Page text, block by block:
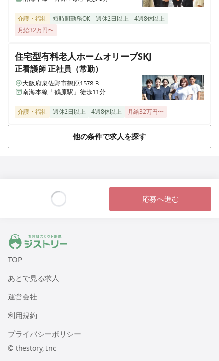
住宅型有料老人ホーム ピースフリー岸和田（メディケアポ
ート）
大阪府岸和田市吉井町4-13-11
住宅型有料老人ホーム ピースフリー寝屋川（メディケアポ
ート）
大阪府寝屋川市少路南18-22
住宅型有料老人ホーム ピースフリー富田林（メディケアポ
ート）
大阪府富田林市須賀2-18-10
ヨリソイハウス北津守(メディケアポート)
大阪府大阪市西成区北津守4丁目14-1
大阪府寝屋川市太間町10
住宅型有料老人ホーム ピースフリー堺 アリビオ（メディ
大阪府堺市中区大野芝町251番地
ート）
住宅型有料老人ホーム ピースフリー東淀川
介護・福祉 短時間勤務OK 週休2日以上
4週8休以上
月給32万円〜
住宅型有料老人ホームオリーブSKJ
正看護師正社員（常勤）
大阪府泉佐野市鶴原1578-3
南海本線「鶴原駅」徒歩11分
介護・福祉 週休2日以上 4週8休以上 月給32万円〜
他の条件で求人を探す
応募へ進む
ジストリー 看護師の転職マッチング
TOP
あとで見る求人
運営会社
利用規約
プライバシーポリシー
© thestory, Inc